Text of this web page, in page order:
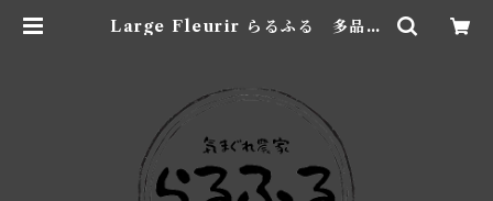
Large Fleurir らるふる 多品目